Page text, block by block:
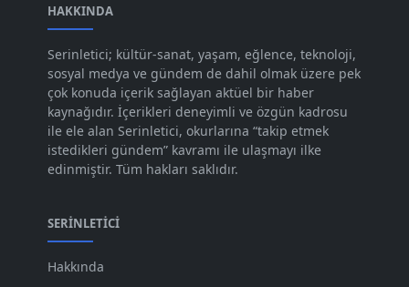
Ara 2023 [101]
Kas 2023
Eki 2023 [73]
Eyl 2023 [73]
Ağu 2023 [74]
Tem 2023 [76]
Haz 2023
May 2023
HAKKINDA
Serinletici; kültür-sanat, yaşam, eğlence, teknoloji,
sosyal medya ve gündem de dahil olmak üzere pek
çok konuda içerik sağlayan aktüel bir haber
kaynağıdır. İçerikleri deneyimli ve özgün kadrosu
ile ele alan Serinletici, okurlarına “takip etmek
istedikleri gündem” kavramı ile ulaşmayı ilke
edinmiştir. Tüm hakları saklıdır.
SERINLETICI
Hakkında